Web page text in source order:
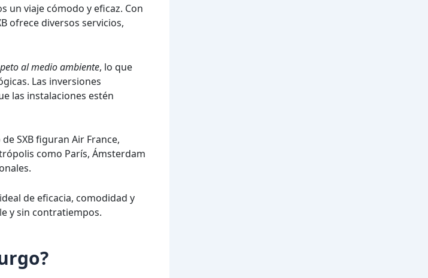
un viaje cómodo y eficaz. Con
ofrece diversos servicios,
al medio ambiente, lo que
Las inversiones
las instalaciones estén
SXB figuran Air France,
como París, Ámsterdam
de eficacia, comodidad y
y sin contratiempos.